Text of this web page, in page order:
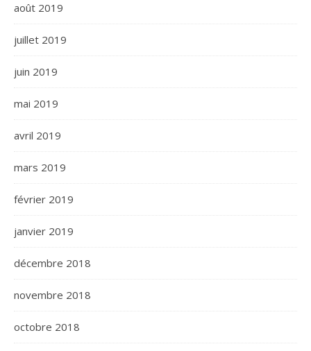
août 2019
juillet 2019
juin 2019
mai 2019
avril 2019
mars 2019
février 2019
janvier 2019
décembre 2018
novembre 2018
octobre 2018